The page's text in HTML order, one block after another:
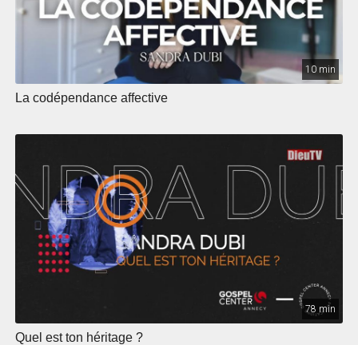
10 min
La codépendance affective
78 min
Quel est ton héritage ?